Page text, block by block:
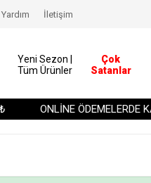
ONLİNE ÖDEMELERDE
Yardım İletişim
Yeni Sezon |
Tüm Ürünler
Çok
Satanlar